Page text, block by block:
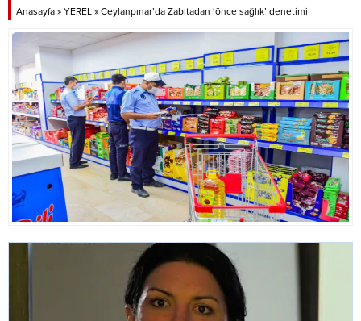
çıkarak bariyerlere çarptı. Kazayı
görenler durumu sağlık
ekiplerine...
Anasayfa » YEREL » Ceylanpınar’da Zabıtadan ‘önce sağlık’ denetimi